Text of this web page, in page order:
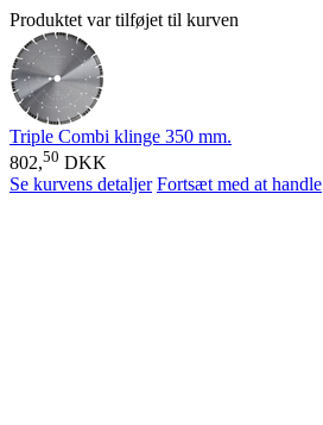
Produktet var tilføjet til kurven
Triple Combi klinge 350 mm.
802,50 DKK
Se kurvens detaljer Fortsæt med at handle